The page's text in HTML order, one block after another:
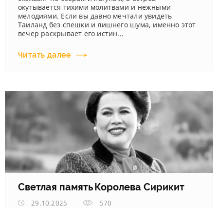
окутывается тихими молитвами и нежными
мелодиями. Если вы давно мечтали увидеть
Таиланд без спешки и лишнего шума, именно этот
вечер раскрывает его истин...
Читать далее
Светлая память Королева Сирикит
29.10.2025
570